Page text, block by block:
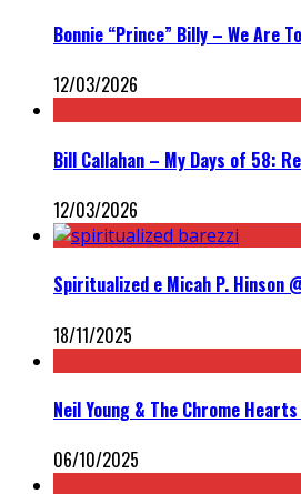
Bonnie “Prince” Billy – We Are
12/03/2026
Bill Callahan – My Days of 58:
12/03/2026
Spiritualized e Micah P. Hinson
18/11/2025
Neil Young & The Chrome
06/10/2025